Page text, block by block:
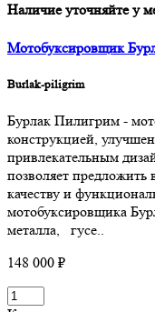
Наличие уточняйте у
Мотобуксировщик
Burlak-piligrim
Бурлак Пилигрим -
конструкцией,
привлекательным
позволяет предложить
качеству и
мотобуксировщика
металла, гусе..
148 000 ₽